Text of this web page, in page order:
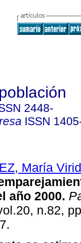
2448-
ISSN
María
año 2000.
n.82,